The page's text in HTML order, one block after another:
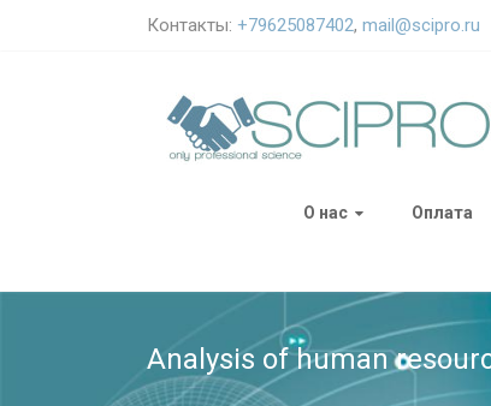
Контакты: +79625087402, mail@scipro.ru
О нас Оплата
Analysis of human